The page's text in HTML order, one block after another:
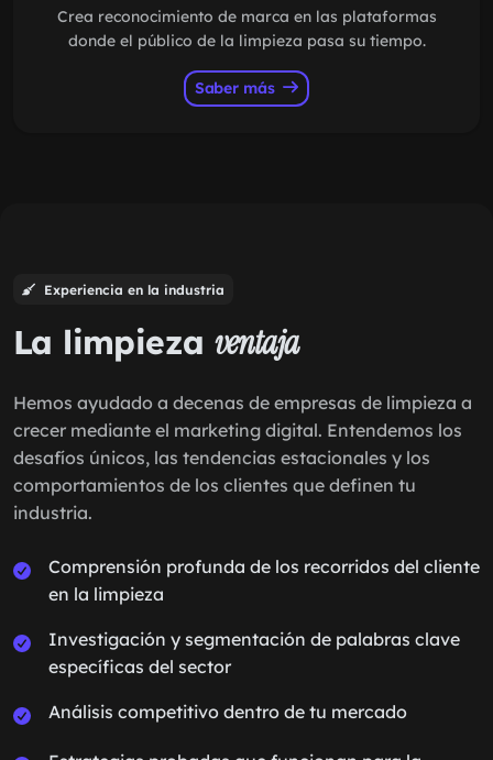
Crea reconocimiento de marca en las plataformas
donde el público de la limpieza pasa su tiempo.
Saber más
Experiencia en la industria
La limpieza ventaja
Hemos ayudado a decenas de empresas de limpieza a
crecer mediante el marketing digital. Entendemos los
desafíos únicos, las tendencias estacionales y los
comportamientos de los clientes que definen tu
industria.
Comprensión profunda de los recorridos del cliente
en la limpieza
Investigación y segmentación de palabras clave
específicas del sector
Análisis competitivo dentro de tu mercado